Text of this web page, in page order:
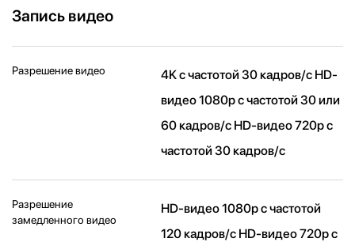
Запись видео
Разрешение видео
4K с частотой 30 кадров/ с HD-
видео 1080p с частотой 30 или
60 кадров/ с HD-видео 720p с
частотой 30 кадров/ с
Разрешение
замедленного видео
HD-видео 1080р c частотой
120 кадров/ с HD-видео 720р c